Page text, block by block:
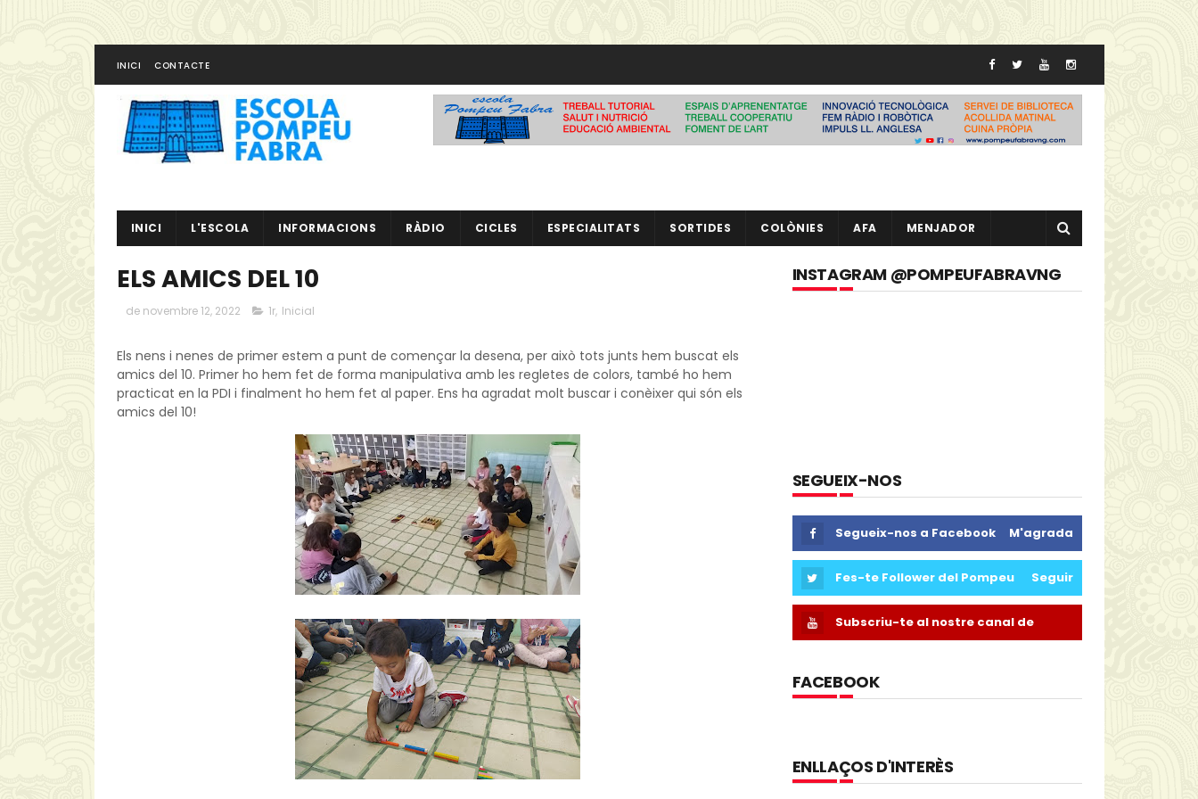
INICI CONTACTE
INICI L'ESCOLA INFORMACIONS RÀDIO CICLES ESPECIALITATS SORTIDES COLÒNIES AFA MENJADOR
ELS AMICS DEL 10
de novembre 12, 2022 1r, Inicial
Els nens i nenes de primer estem a punt de començar la desena, per això tots junts hem buscat els
amics del 10. Primer ho hem fet de forma manipulativa amb les regletes de colors, també ho hem
practicat en la PDI i finalment ho hem fet al paper. Ens ha agradat molt buscar i conèixer qui són els
amics del 10!
INSTAGRAM @POMPEUFABRAVNG
SEGUEIX-NOS
Segueix-nos a Facebook M'agrada
Fes-te Follower del Pompeu Seguir
Subscriu-te al nostre canal de
FACEBOOK
ENLLAÇOS D'INTERÈS